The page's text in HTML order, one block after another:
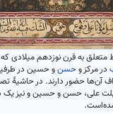
متعلق به قرن نوزدهم میلادی
در مرکز وحسنو حسین در
آن‌ها حضور دارند. در حاشیهٔ
علی، حسن و حسین و نیز یک